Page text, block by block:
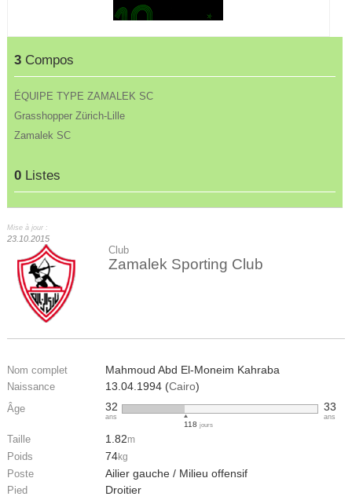
3 Compos
ÉQUIPE TYPE ZAMALEK SC
Grasshopper Zürich-Lille
Zamalek SC
0 Listes
Mise à jour :
23.10.2015
Club
Zamalek Sporting Club
Nom complet Mahmoud Abd El-Moneim Kahraba
Naissance 13.04.1994 (Cairo)
Âge 32
ans
118 jours
33
ans
Taille 1.82m
Poids 74kg
Poste Ailier gauche / Milieu offensif
Pied Droitier